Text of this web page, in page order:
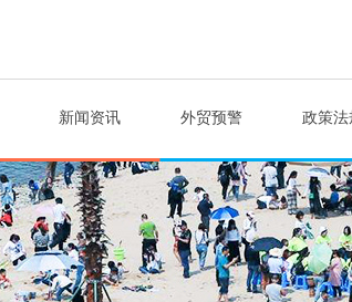
新闻资讯 外贸预警 政策法